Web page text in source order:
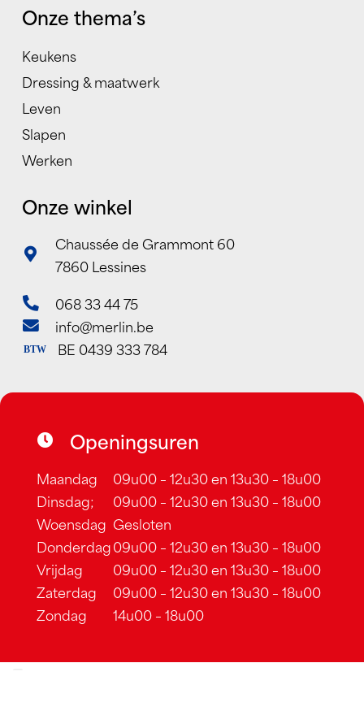
Onze thema’s
Keukens
Dressing & maatwerk
Leven
Slapen
Werken
Onze winkel
Chaussée de Grammont 60
7860 Lessines
068 33 44 75
info@merlin.be
BTW BE 0439 333 784
Openingsuren
Maandag
09u00 – 12u30 en 13u30 – 18u00
Dinsdag;
09u00 – 12u30 en 13u30 – 18u00
Woensdag Gesloten
Donderdag09u00 – 12u30 en 13u30 – 18u00
Vrijdag
09u00 – 12u30 en 13u30 – 18u00
Zaterdag
09u00 – 12u30 en 13u30 – 18u00
Zondag
14u00 – 18u00